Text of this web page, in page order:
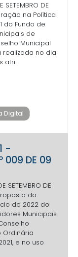
SETEMBRO DE
na Política
do Fundo de
de
Municipal
realizada no dia
atri...
Digital
-
009 DE 09
SETEMBRO DE
do
de 2022 do
Municipais
Ordinária
e no uso